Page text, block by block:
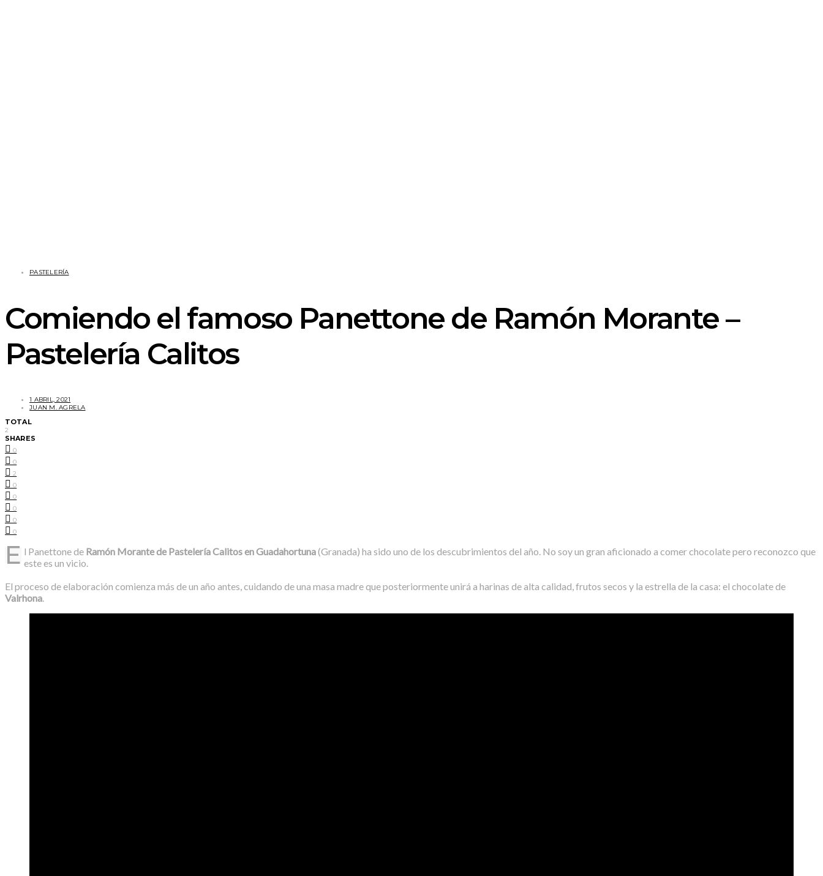
PASTELERÍA
Comiendo el famoso Panettone de Ramón Morante –
Pastelería Calitos
1 ABRIL, 2021
JUAN M. AGRELA
TOTAL
2
SHARES
0
0
2
0
0
0
0
0
E l Panettone de Ramón Morante de Pastelería Calitos en Guadahortuna(Granada) ha sido uno de los descubrimientos del año. No soy un gran aficionado a comer chocolate pero reconozco que
este es un vicio.
El proceso de elaboración comienza más de un año antes, cuidando de una masa madre que posteriormente unirá a harinas de alta calidad, frutos secos y la estrella de la casa: el chocolate de
Valrhona.